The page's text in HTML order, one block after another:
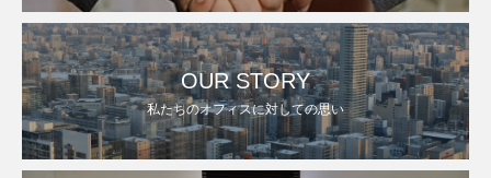
OUR STORY
私たちのオフィスに対しての思い